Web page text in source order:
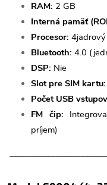
RAM: 2 GB
Interná pamäť
Procesor:
Bluetooth: 4.0
DSP: Nie
Slot pre SIM kartu:
Počet USB
FM čip:
príjem)